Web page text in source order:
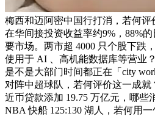
梅西和迈阿密中国行打消，若何
在华间接投资收益率约9%，88%
要市场。两市超 4000 只个股下跌
使用于 AI 、高机能数据库等营业
是不是大部门时间都正在「city
对阵中超球队，若何评价这一成就
近币贷款添加 19.75 万亿元，哪些
NBA 快船 125:130 湖人，若何用